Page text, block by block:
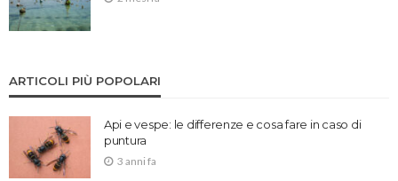
ARTICOLI PIÙ POPOLARI
Api e vespe: le differenze e cosa fare in caso di
puntura
3 anni fa